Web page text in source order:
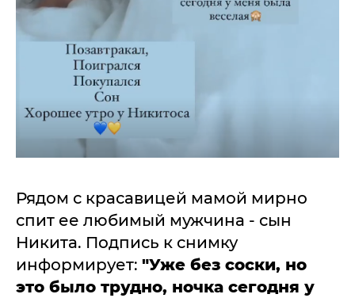
Рядом с красавицей мамой мирно
спит ее любимый мужчина - сын
Никита. Подпись к снимку
информирует: "Уже без соски, но
это было трудно, ночка сегодня у